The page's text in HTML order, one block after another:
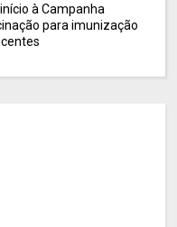
à Campanha
para imunização